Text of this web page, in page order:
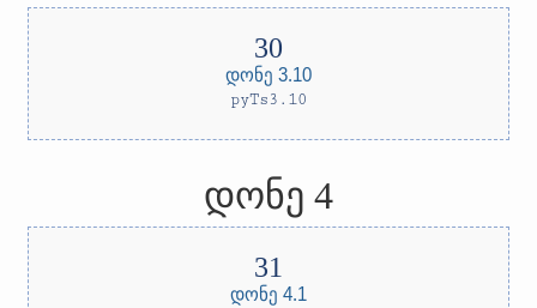
დონე 3.10
pyTs3.10
დონე 4
დონე 4.1